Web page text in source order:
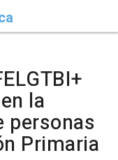
la
personas
Primaria